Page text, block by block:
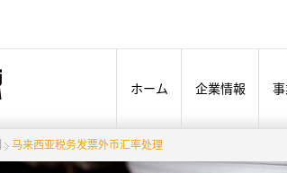
ホーム 企業情報
马来西亚税务发票外币汇率处理